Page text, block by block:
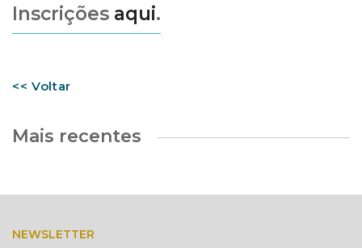
Inscrições aqui.
<< Voltar
Mais recentes
NEWSLETTER